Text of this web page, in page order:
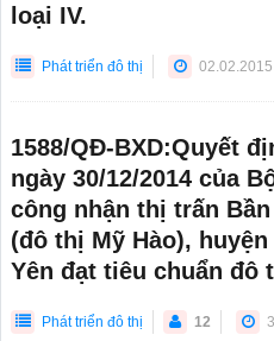
loại IV.
Phát triển đô thị 02.02.2015
1588/QĐ-BXD:Quyết
ngày 30/12/2014 của
công nhận thị trấn
(đô thị Mỹ Hào),
Yên đạt tiêu chuẩn đô
Phát triển đô thị 12